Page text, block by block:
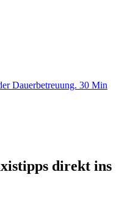
Dauerbetreuung. 30 Min
direkt ins